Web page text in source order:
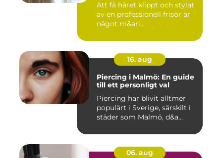
Att få håret klippt och stylat
av en professionell frisör är
något m&ari...
16. aug
Piercing i Malmö: En guide
till ett personligt val
Piercing har blivit alltmer
populärt i Sverige, särskilt i
städer som Malmö, d&a...
06. aug